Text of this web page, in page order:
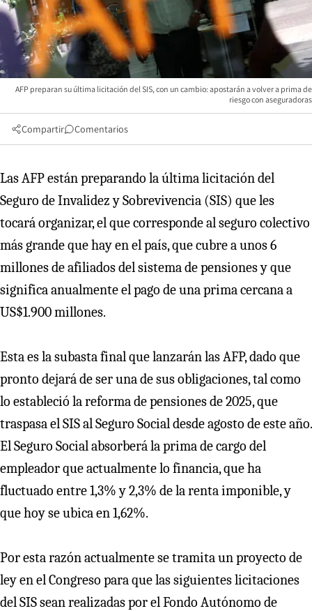
AFP preparan su última licitación del SIS, con un cambio: apostarán a volver a prima de
riesgo con aseguradoras
Compartir Comentarios
Las AFP están preparando la última licitación del
Seguro de Invalidez y Sobrevivencia (SIS) que les
tocará organizar, el que corresponde al seguro colectivo
más grande que hay en el país, que cubre a unos 6
millones de afiliados del sistema de pensiones y que
significa anualmente el pago de una prima cercana a
US$1.900 millones.
Esta es la subasta final que lanzarán las AFP, dado que
pronto dejará de ser una de sus obligaciones, tal como
lo estableció la reforma de pensiones de 2025, que
traspasa el SIS al Seguro Social desde agosto de este año.
El Seguro Social absorberá la prima de cargo del
empleador que actualmente lo financia, que ha
fluctuado entre 1,3% y 2,3% de la renta imponible, y
que hoy se ubica en 1,62%.
Por esta razón actualmente se tramita un proyecto de
ley en el Congreso para que las siguientes licitaciones
del SIS sean realizadas por el Fondo Autónomo de